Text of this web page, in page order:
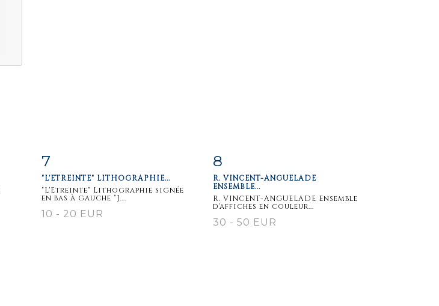
7
"L'ETREINTE" LITHOGRAPHIE...
"L'Etreinte" Lithographie signée
en bas à gauche "J....
10 - 20 EUR
8
R. VINCENT-ANGUELADE
ENSEMBLE...
R. VINCENT-ANGUELADE Ensemble
d'affiches en couleur...
30 - 50 EUR